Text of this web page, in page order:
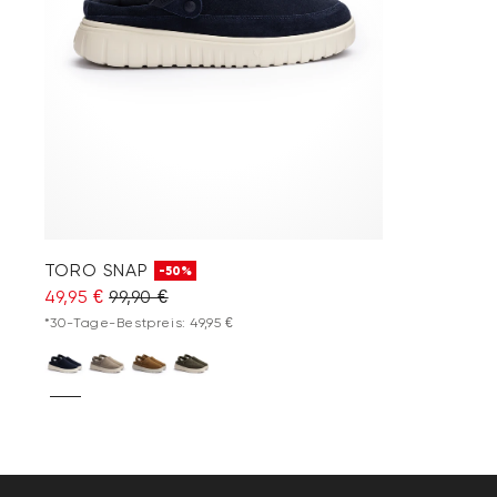
TORO SNAP -50%
49,95 € 99,90 €
*30-Tage-Bestpreis: 49,95 €